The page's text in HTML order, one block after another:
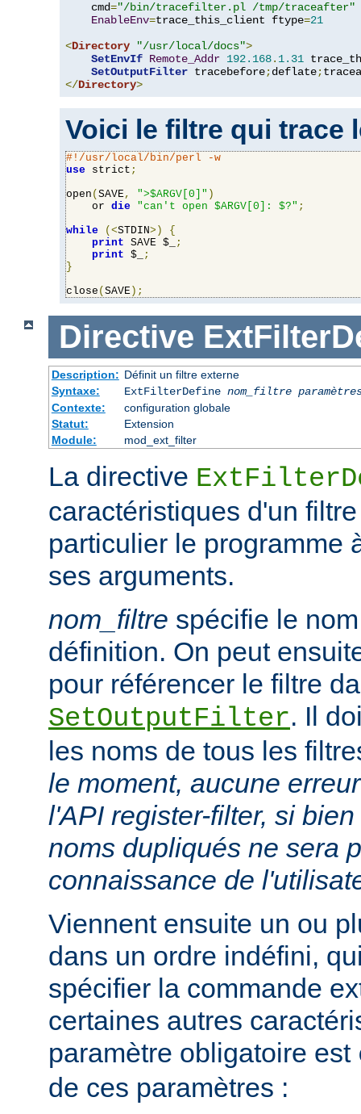
    cmd
="/bin/tracefilter.pl /tmp/traceafter"
EnableEnv=trace_this_client ftype=21
<Directory "/usr/local/docs">
SetEnvIf Remote_Addr 192.168. 1.31
SetOutputFilter tracebefore;deflate;
</Directory>
Voici le filtre qui trace
#!/usr/local/bin/perl -w
use strict ;
open ( SAVE, ">$ARGV[0]" )
    or
die "can't open $ARGV[0]: $?" ;
while
(<STDIN>)
{
print SAVE $_
;
print $_
;
}
close ( SAVE );
Directive
Description: Définit un filtre externe
Syntaxe:
ExtFilterDefine nom_filtre
Contexte:
configuration globale
Statut:
Extension
Module:
mod_ext_filter
La directive
caractéristiques d'un
particulier le programme
ses arguments.
nom_filtre spécifie le
définition. On peut
pour référencer le filtre
SetOutputFilter. Il
les noms de tous les
le moment, aucune
l'API register-filter, si
noms dupliqués ne sera
connaissance de
Viennent ensuite un ou
dans un ordre indéfini,
spécifier la commande
certaines autres
paramètre obligatoire est
de ces paramètres :